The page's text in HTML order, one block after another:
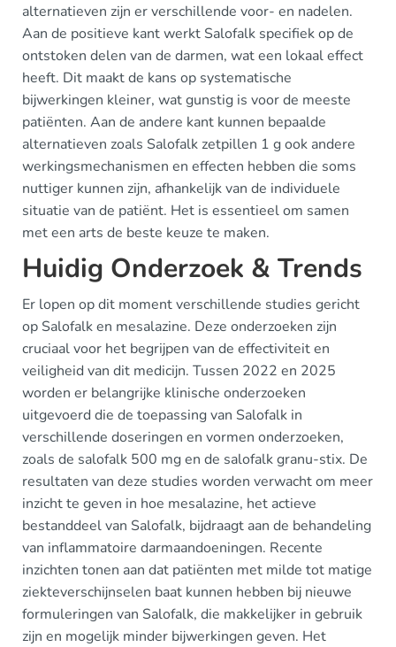
alternatieven zijn er verschillende voor- en nadelen.
Aan de positieve kant werkt Salofalk specifiek op de
ontstoken delen van de darmen, wat een lokaal effect
heeft. Dit maakt de kans op systematische
bijwerkingen kleiner, wat gunstig is voor de meeste
patiënten. Aan de andere kant kunnen bepaalde
alternatieven zoals Salofalk zetpillen 1 g ook andere
werkingsmechanismen en effecten hebben die soms
nuttiger kunnen zijn, afhankelijk van de individuele
situatie van de patiënt. Het is essentieel om samen
met een arts de beste keuze te maken.
Huidig Onderzoek & Trends
Er lopen op dit moment verschillende studies gericht
op Salofalk en mesalazine. Deze onderzoeken zijn
cruciaal voor het begrijpen van de effectiviteit en
veiligheid van dit medicijn. Tussen 2022 en 2025
worden er belangrijke klinische onderzoeken
uitgevoerd die de toepassing van Salofalk in
verschillende doseringen en vormen onderzoeken,
zoals de salofalk 500 mg en de salofalk granu-stix. De
resultaten van deze studies worden verwacht om meer
inzicht te geven in hoe mesalazine, het actieve
bestanddeel van Salofalk, bijdraagt aan de behandeling
van inflammatoire darmaandoeningen. Recente
inzichten tonen aan dat patiënten met milde tot matige
ziekteverschijnselen baat kunnen hebben bij nieuwe
formuleringen van Salofalk, die makkelijker in gebruik
zijn en mogelijk minder bijwerkingen geven. Het